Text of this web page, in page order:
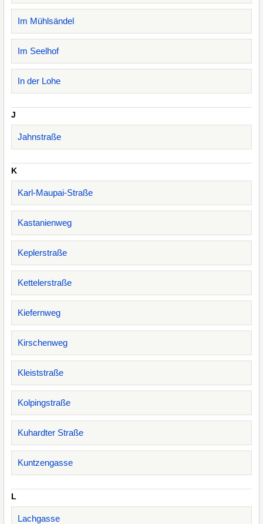
Im Mühlsändel
Im Seelhof
In der Lohe
J
Jahnstraße
K
Karl-Maupai-Straße
Kastanienweg
Keplerstraße
Kettelerstraße
Kiefernweg
Kirschenweg
Kleiststraße
Kolpingstraße
Kuhardter Straße
Kuntzengasse
L
Lachgasse